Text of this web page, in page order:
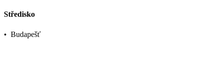
Středisko
• Budapešť